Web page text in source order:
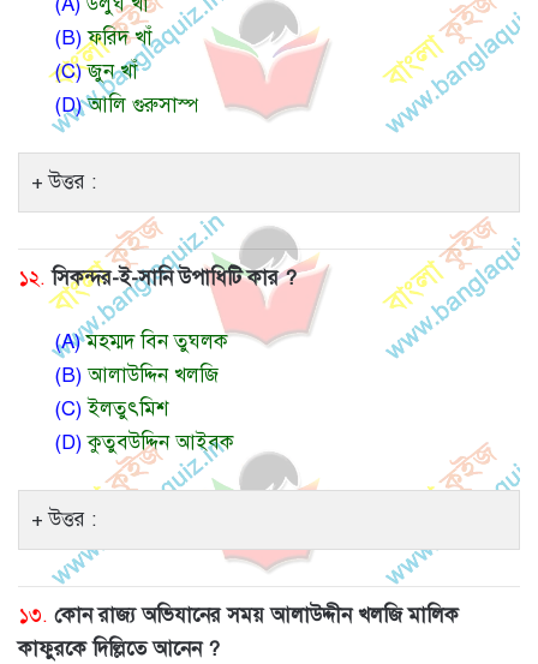
(B)ফরিদ খাঁ
(C)জুন খাঁ
(D)আলি গুরুসাস্প
উত্তর :
১২. সিকন্দর-ই-সানি উপাধিটি কার ?
(A)মহম্মদ বিন তুঘলক
(B)আলাউদ্দিন খলজি
(C)ইলতুৎমিশ
(D)কুতুবউদ্দিন আইবক
উত্তর :
১৩. কোন রাজ্য অভিযানের সময় আলাউদ্দীন খলজি মালিক
কাফুরকে দিল্লিতে আনেন ?